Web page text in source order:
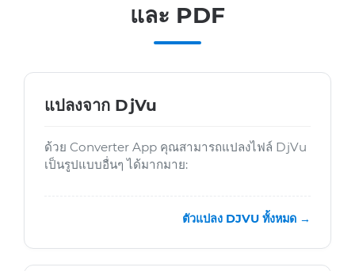
และ PDF
แปลงจาก DjVu
ด้วย Converter App คุณสามารถแปลงไฟล์ DjVu
เป็นรูปแบบอื่นๆ ได้มากมาย:
ตัวแปลง DJVU ทั้งหมด →